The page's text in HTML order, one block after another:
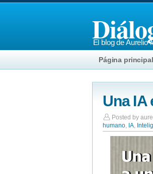
El blog de Aurelio
Página principal
Una IA
Posted by
humano, IA,